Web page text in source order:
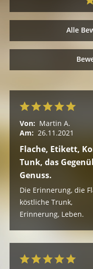
Alle
Von: Martin A.
Am: 26.11.2021
Flache, Etikett,
Tunk, das
Genuss.
Die Erinnerung, die
köstliche Trunk,
Erinnerung, Leben.